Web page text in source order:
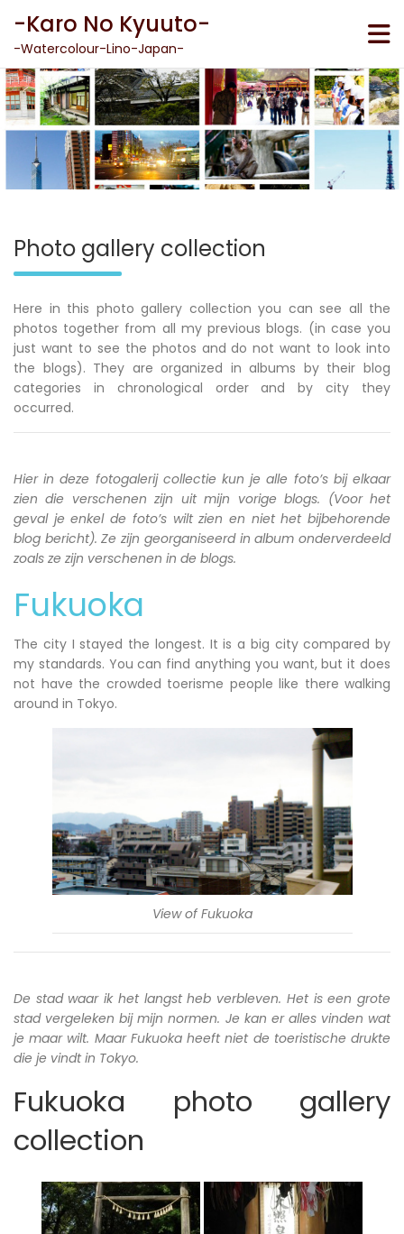
content
-Karo No Kyuuto-
-Watercolour-Lino-Japan-
Photo gallery collection
Here in this photo gallery collection you can see all the
photos together from all my previous blogs. (in case you
just want to see the photos and do not want to look into
the blogs). They are organized in albums by their blog
categories in chronological order and by city they
occurred.
Hier in deze fotogalerij collectie kun je alle foto’s bij elkaar
zien die verschenen zijn uit mijn vorige blogs. (Voor het
geval je enkel de foto’s wilt zien en niet het bijbehorende
blog bericht). Ze zijn georganiseerd in album onderverdeeld
zoals ze zijn verschenen in de blogs.
Fukuoka
The city I stayed the longest. It is a big city compared by
my standards. You can find anything you want, but it does
not have the crowded toerisme people like there walking
around in Tokyo.
View of Fukuoka
De stad waar ik het langst heb verbleven. Het is een grote
stad vergeleken bij mijn normen. Je kan er alles vinden wat
je maar wilt. Maar Fukuoka heeft niet de toeristische drukte
die je vindt in Tokyo.
Fukuoka photo gallery
collection